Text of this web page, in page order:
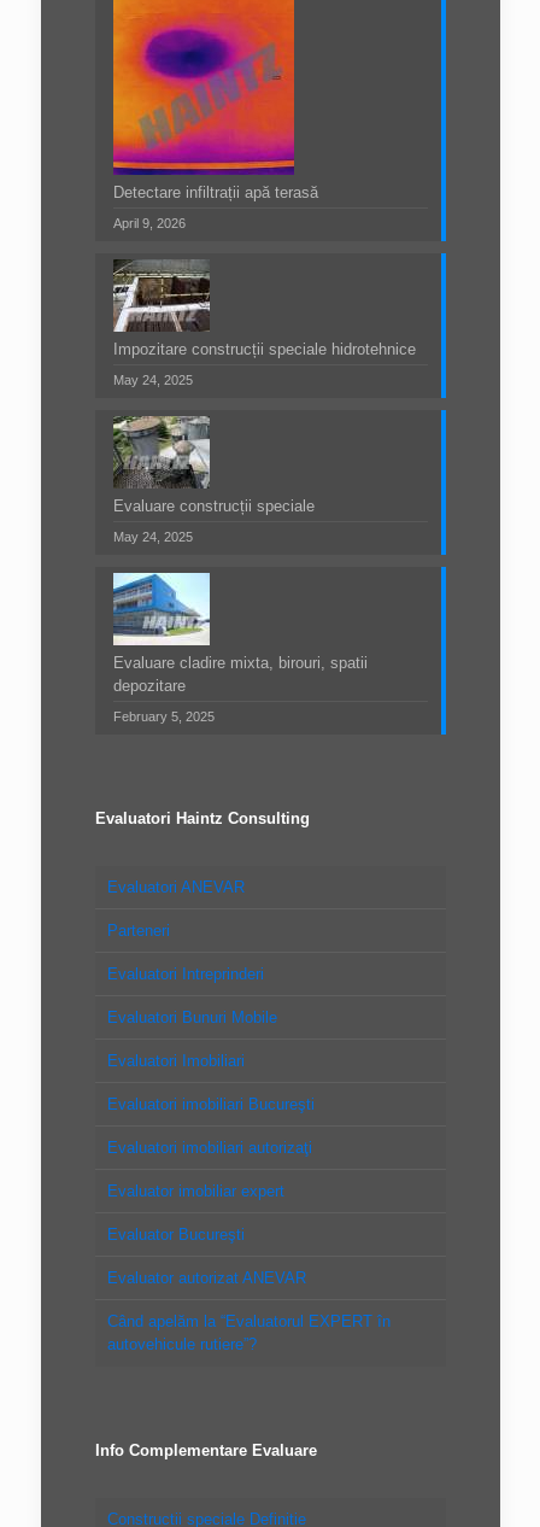
Detectare infiltrații apă terasă
April 9, 2026
Impozitare construcții speciale hidrotehnice
May 24, 2025
Evaluare construcții speciale
May 24, 2025
Evaluare cladire mixta, birouri, spatii
depozitare
February 5, 2025
Evaluatori Haintz Consulting
Evaluatori ANEVAR
Parteneri
Evaluatori Intreprinderi
Evaluatori Bunuri Mobile
Evaluatori Imobiliari
Evaluatori imobiliari Bucureşti
Evaluatori imobiliari autorizaţi
Evaluator imobiliar expert
Evaluator Bucureşti
Evaluator autorizat ANEVAR
Când apelăm la “Evaluatorul EXPERT în
autovehicule rutiere”?
Info Complementare Evaluare
Constructii speciale Definitie